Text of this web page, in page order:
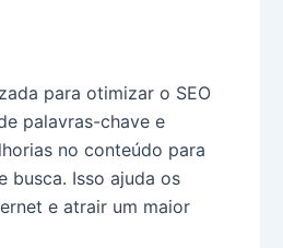
para otimizar o SEO
palavras-chave e
no conteúdo para
busca. Isso ajuda os
e atrair um maior